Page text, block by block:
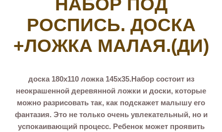
НАБОР ПОД
РОСПИСЬ. ДОСКА
+ЛОЖКА МАЛАЯ.(ДИ)
доска 180х110 ложка 145х35.Набор состоит из
неокрашенной деревянной ложки и доски, которые
можно разрисовать так, как подскажет малышу его
фантазия. Это не только очень увлекательный, но и
успокаивающий процесс. Ребенок может проявить